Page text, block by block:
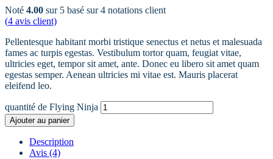
Noté 4.00 sur 5 basé sur4 notations client
(4 avis client)
Pellentesque habitant morbi tristique senectus et netus et malesuada
fames ac turpis egestas. Vestibulum tortor quam, feugiat vitae,
ultricies eget, tempor sit amet, ante. Donec eu libero sit amet quam
egestas semper. Aenean ultricies mi vitae est. Mauris placerat
eleifend leo.
quantité de Flying Ninja
Ajouter au panier
Description
Avis (4)